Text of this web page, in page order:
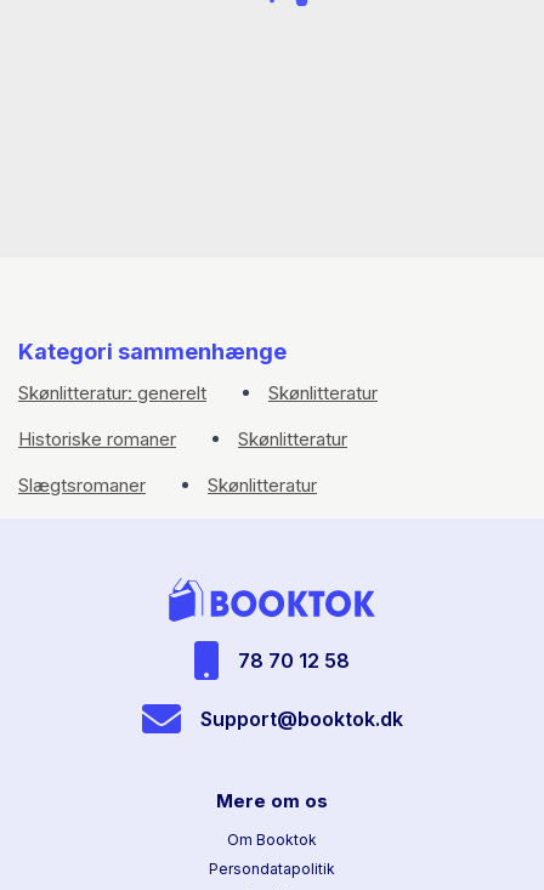
Kategori sammenhænge
Skønlitteratur: generelt
Skønlitteratur
Historiske romaner
Skønlitteratur
Slægtsromaner
Skønlitteratur
78 70 12 58
Support@booktok.dk
Mere om os
Om Booktok
Persondatapolitik